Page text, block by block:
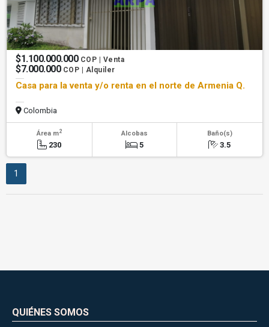
$1.100.000.000 COP | Venta
$7.000.000 COP | Alquiler
Casa para la venta y/o renta en el norte de Armenia Q.
Colombia
Área m2
230
Alcobas
5
Baño(s)
3.5
1
QUIÉNES SOMOS